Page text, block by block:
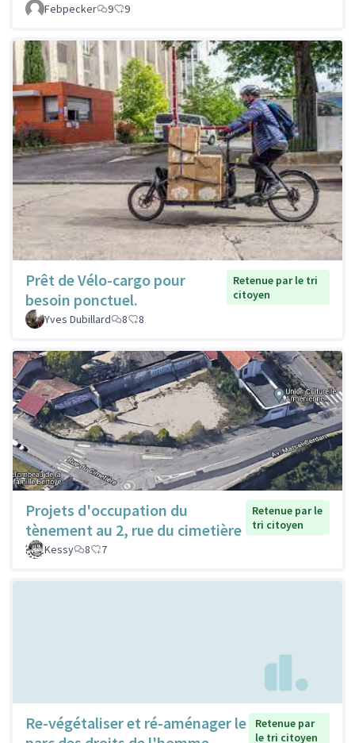
Febpecker
9 9
Prêt de Vélo-cargo pour
besoin ponctuel.
Retenue par le tri
citoyen
Yves Dubillard
8 8
Projets d'occupation du
tènement au 2, rue du cimetière
Retenue par le
tri citoyen
Kessy
8 7
Re-végétaliser et ré-aménager le
Retenue par
le tri citoyen